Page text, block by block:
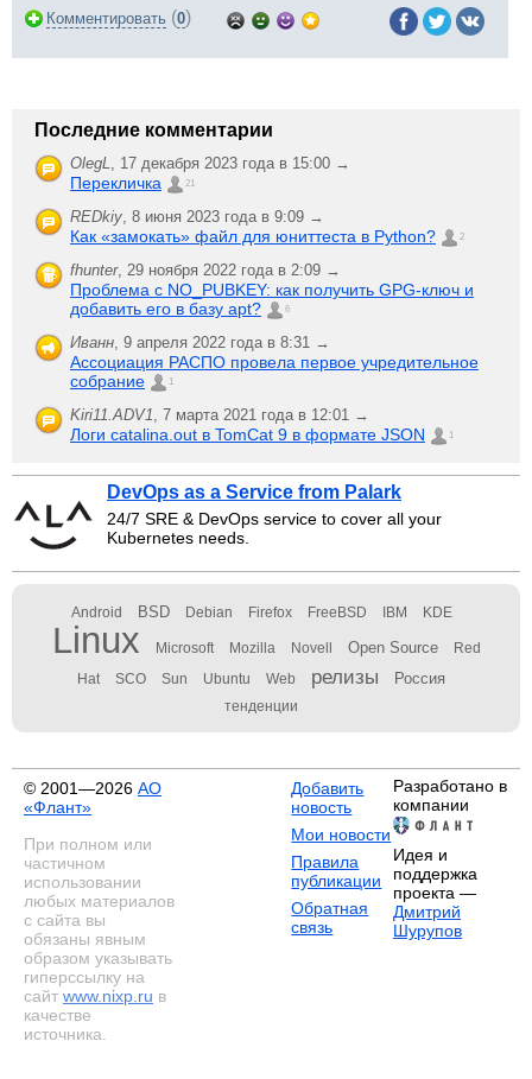
Комментировать (0)
Последние комментарии
OlegL, 17 декабря 2023 года в 15:00 →
Перекличка 21
REDkiy, 8 июня 2023 года в 9:09 →
Как «замокать» файл для юниттеста в Python? 2
fhunter, 29 ноября 2022 года в 2:09 →
Проблема с NO_PUBKEY: как получить GPG-ключ и
добавить его в базу apt?
6
Иванн, 9 апреля 2022 года в 8:31 →
Ассоциация РАСПО провела первое учредительное
собрание
1
Kiri11.ADV1, 7 марта 2021 года в 12:01 →
Логи catalina.out в TomCat 9 в формате JSON 1
DevOps as a Service from Palark
24/7 SRE & DevOps service to cover all your
Kubernetes needs.
Android BSD Debian Firefox FreeBSD IBM KDE
Linux Microsoft Mozilla Novell Open Source Red
Hat SCO Sun Ubuntu Web релизы Россия
тенденции
© 2001—2026 АО
«Флант»
При полном или
частичном
использовании
любых материалов
с сайта вы
обязаны явным
образом указывать
гиперссылку на
сайт www.nixp.ru в
качестве
источника.
Добавить
новость
Мои новости
Правила
публикации
Обратная
связь
Разработано в
компании
Идея и
поддержка
проекта —
Дмитрий
Шурупов